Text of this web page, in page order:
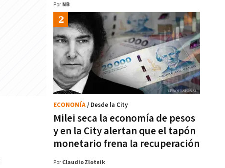
Por NB
Milei seca la economía de pesos
y en la City alertan que el tapón
monetario frena la recuperación
ECONOMÍA/ Desde la City
Por Claudio Zlotnik